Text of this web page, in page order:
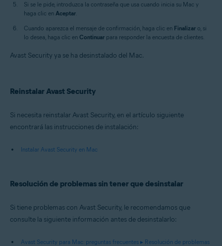
Si se le pide, introduzca la contraseña que usa cuando inicia su Mac y
haga clic en Aceptar.
Cuando aparezca el mensaje de confirmación, haga clic en Finalizar o, si
lo desea, haga clic en Continuar para responder la encuesta de clientes.
Avast Security ya se ha desinstalado del Mac.
Reinstalar Avast Security
Si necesita reinstalar Avast Security, en el artículo siguiente
encontrará las instrucciones de instalación:
Instalar Avast Security en Mac
Resolución de problemas sin tener que desinstalar
Si tiene problemas con Avast Security, le recomendamos que
consulte la siguiente información antes de desinstalarlo:
Avast Security para Mac: preguntas frecuentes ▸ Resolución de problemas